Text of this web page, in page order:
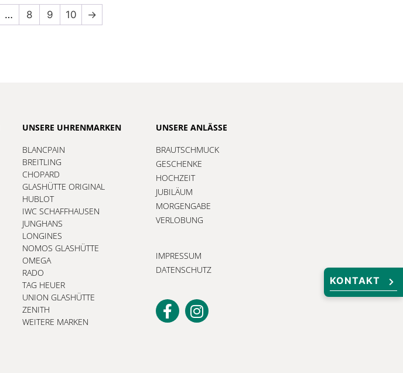
… 8 9 10 →
UNSERE UHRENMARKEN
BLANCPAIN
BREITLING
CHOPARD
GLASHÜTTE ORIGINAL
HUBLOT
IWC SCHAFFHAUSEN
JUNGHANS
LONGINES
NOMOS GLASHÜTTE
OMEGA
RADO
TAG HEUER
UNION GLASHÜTTE
ZENITH
WEITERE MARKEN
UNSERE ANLÄSSE
BRAUTSCHMUCK
GESCHENKE
HOCHZEIT
JUBILÄUM
MORGENGABE
VERLOBUNG
IMPRESSUM
DATENSCHUTZ
KONTAKT